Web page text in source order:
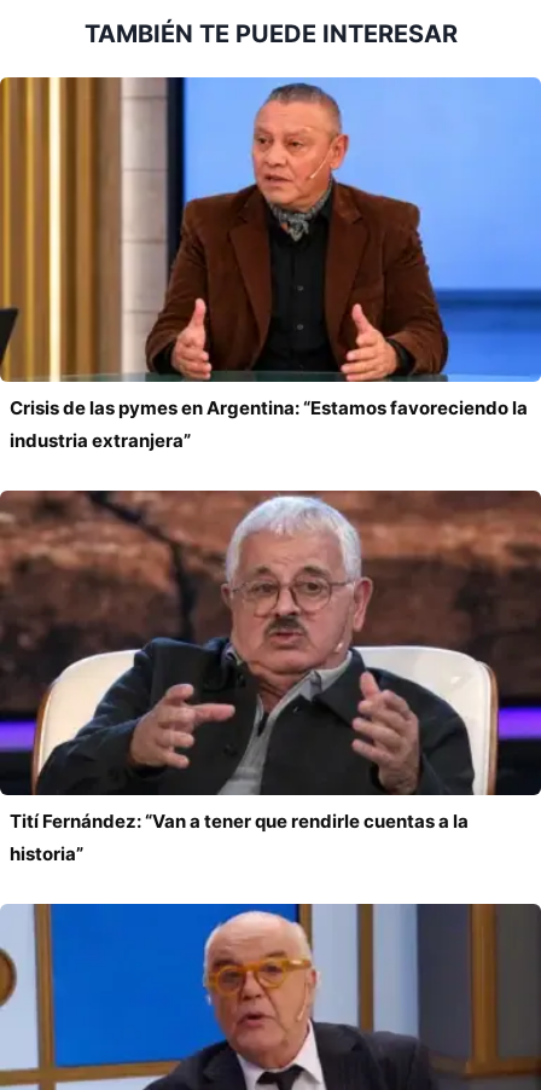
TAMBIÉN TE PUEDE INTERESAR
Crisis de las pymes en Argentina: “Estamos favoreciendo la
industria extranjera”
Tití Fernández: “Van a tener que rendirle cuentas a la
historia”